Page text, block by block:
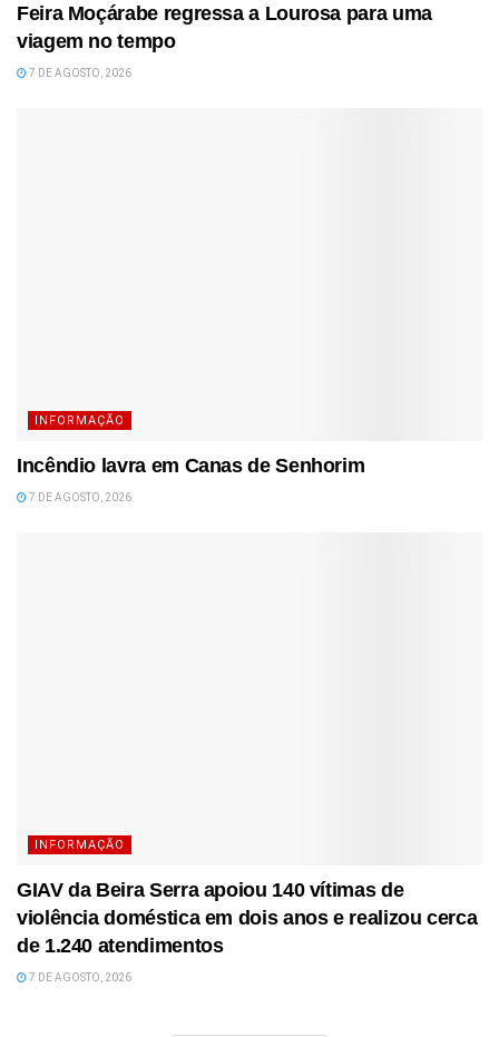
Feira Moçárabe regressa a Lourosa para uma
viagem no tempo
7 DE AGOSTO, 2026
INFORMAÇÃO
Incêndio lavra em Canas de Senhorim
7 DE AGOSTO, 2026
INFORMAÇÃO
GIAV da Beira Serra apoiou 140 vítimas de
violência doméstica em dois anos e realizou cerca
de 1.240 atendimentos
7 DE AGOSTO, 2026